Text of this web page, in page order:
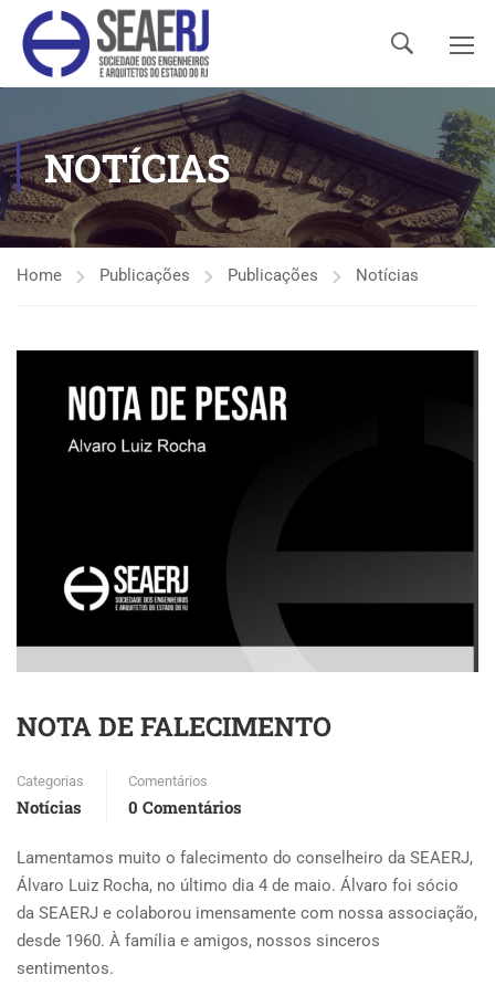
NOTÍCIAS
Home Publicações Publicações Notícias
NOTA DE FALECIMENTO
Categorias
Notícias
Comentários
0 Comentários
Lamentamos muito o falecimento do conselheiro da SEAERJ,
Álvaro Luiz Rocha, no último dia 4 de maio. Álvaro foi sócio
da SEAERJ e colaborou imensamente com nossa associação,
desde 1960. À família e amigos, nossos sinceros
sentimentos.